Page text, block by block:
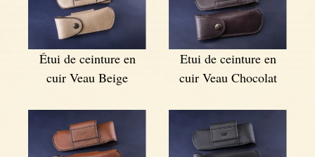
Étui de ceinture en
cuir Veau Beige
Etui de ceinture en
cuir Veau Chocolat